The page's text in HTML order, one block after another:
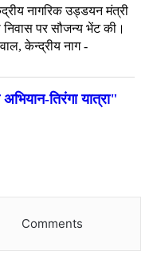
Comments